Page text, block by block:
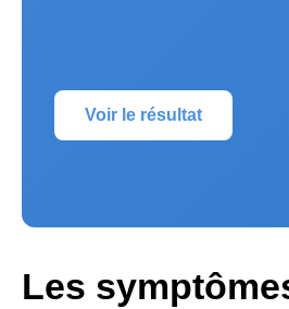
Voir le résultat
Les